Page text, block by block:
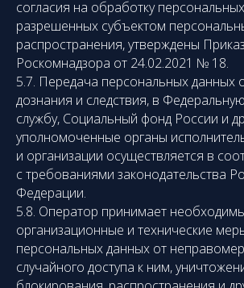
согласия на обработку
разрешенных субъектом
распространения, утверждены
Роскомнадзора от 24.02.2021 № 18.
5.7. Передача персональных данных
дознания и следствия, в
службу, Социальный фонд России и
уполномоченные органы
и организации осуществляется в
с требованиями законодательства
Федерации.
5.8. Оператор принимает
организационные и технические
персональных данных от
случайного доступа к ним,